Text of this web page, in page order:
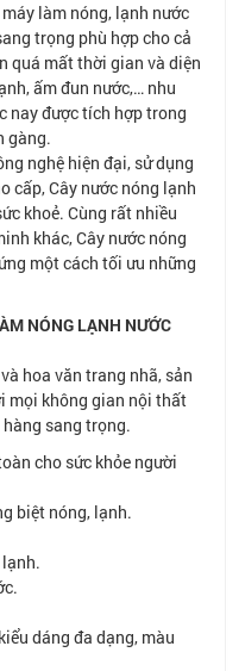
làm nóng, lạnh nước
trọng phù hợp cho cả
quá mất thời gian và diện
ấm đun nước,… nhu
nay được tích hợp trong
gàng.
nghệ hiện đại, sử dụng
cấp, Cây nước nóng lạnh
khoẻ. Cùng rất nhiều
khác,Cây nước nóng
một cách tối ưu những
NÓNG LẠNH NƯỚC
hoa văn trang nhã, sản
mọi không gian nội thất
sang trọng.
cho sức khỏe người
biệt nóng, lạnh.
dáng đa dạng, màu